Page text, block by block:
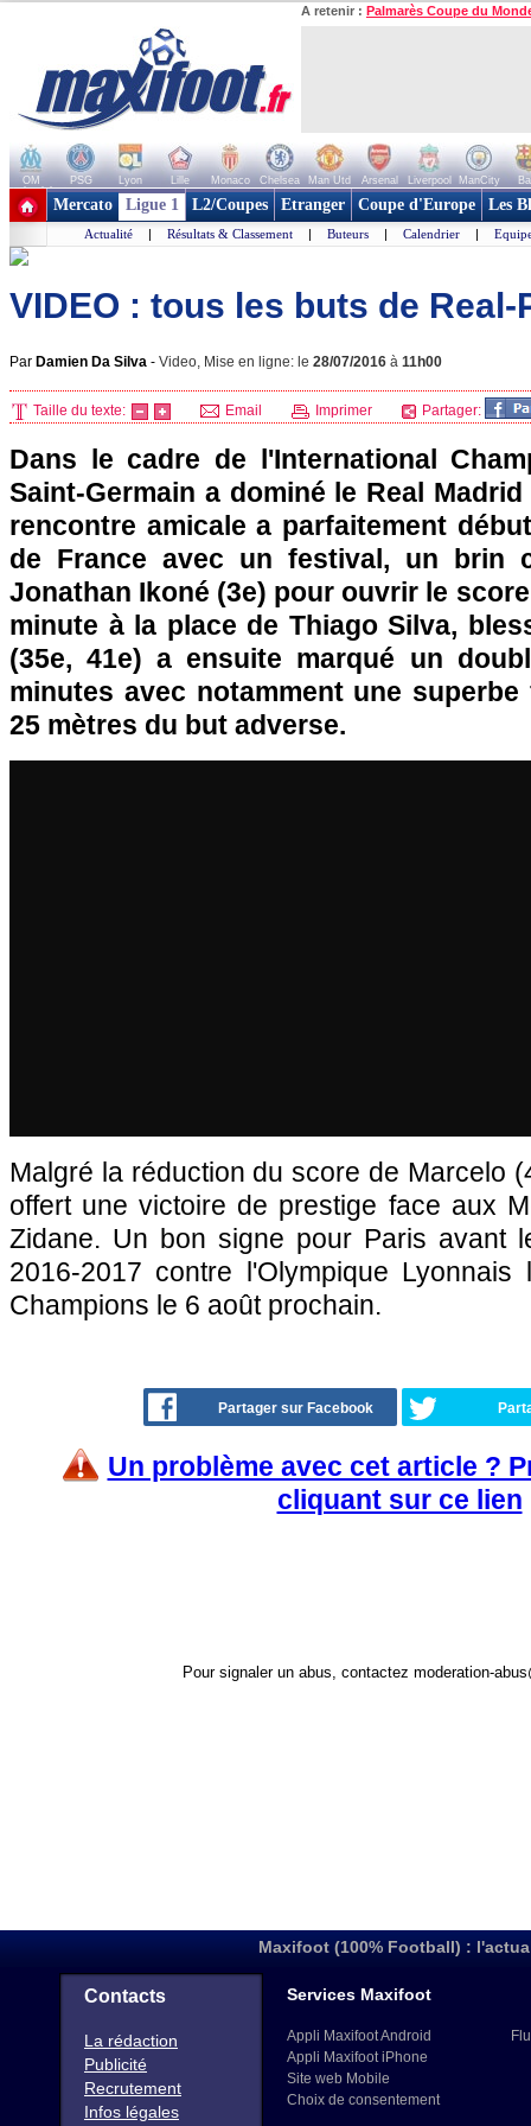
A retenir : Palmarès Coupe du
OM PSG Lyon Lille Monaco Chelsea Man Utd Arsenal Liverpool ManCity
+ de clubs
Mercato Ligue 1 L2/Coupes Etranger Coupe d'Europe Les
Actualité | Résultats & Classement | Buteurs | Calendrier |
VIDEO : tous les buts de Real-
Par Damien Da Silva - Video, Mise en ligne: le 28/07/2016 à 11h00
Taille du texte: Email Imprimer Partager:
Dans le cadre de l'International
Saint-Germain a dominé le Real
rencontre amicale a parfaitement
de France avec un festival, un brin
Jonathan Ikoné (3e) pour ouvrir le
minute à la place de Thiago Silva,
(35e, 41e) a ensuite marqué un
minutes avec notamment une
25 mètres du but adverse.
Malgré la réduction du score de Marcelo
offert une victoire de prestige face aux
Zidane. Un bon signe pour Paris avant
2016-2017 contre l'Olympique
Champions le 6 août prochain.
Partager sur Facebook
Un problème avec cet article ?
cliquant sur ce lien
Pour signaler un abus, contactez moderation-
Maxifoot (100% Football) :
Contacts
La rédaction
Publicité
Recrutement
Infos légales
Services Maxifoot
Appli Maxifoot Android
Appli Maxifoot iPhone
Site web Mobile
Choix de consentement